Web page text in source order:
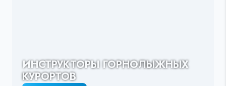
ИНСТРУКТОРЫ ГОРНОЛЫЖНЫХ
КУРОРТОВ